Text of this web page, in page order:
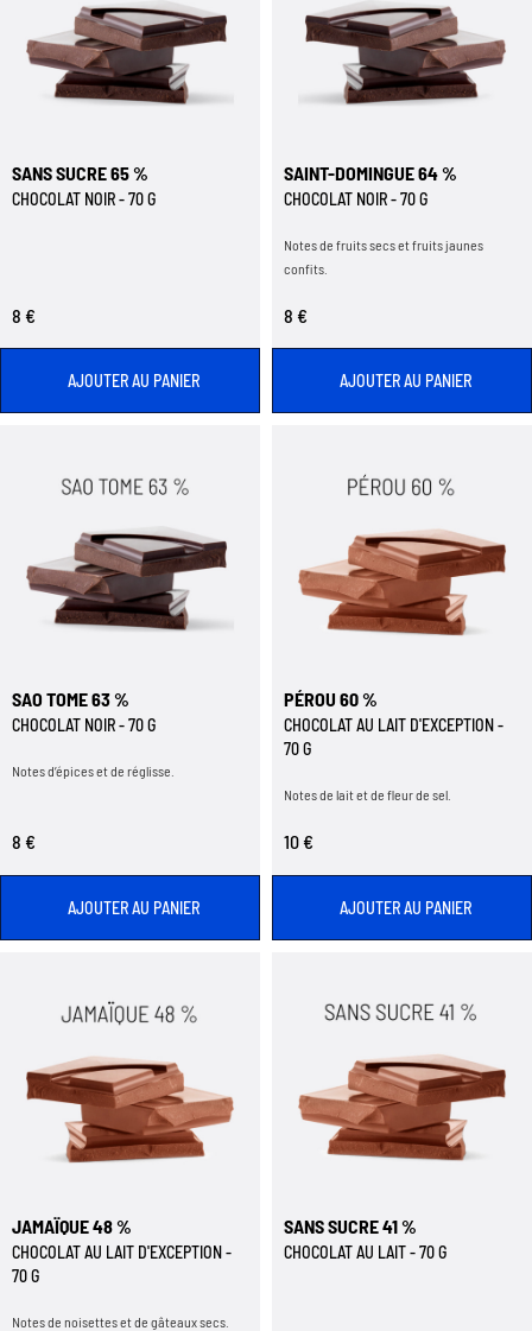
SANS SUCRE 65 %
CHOCOLAT NOIR - 70 G
8 €
AJOUTER AU PANIER
SAINT-DOMINGUE 64 %
CHOCOLAT NOIR - 70 G
Notes de fruits secs et fruits jaunes
confits.
8 €
AJOUTER AU PANIER
SAO TOME 63 %
CHOCOLAT NOIR - 70 G
Notes d’épices et de réglisse.
8 €
AJOUTER AU PANIER
PÉROU 60 %
CHOCOLAT AU LAIT D'EXCEPTION -
70 G
Notes de lait et de fleur de sel.
10 €
AJOUTER AU PANIER
JAMAÏQUE 48 %
CHOCOLAT AU LAIT D'EXCEPTION -
70 G
Notes de noisettes et de gâteaux secs.
SANS SUCRE 41 %
CHOCOLAT AU LAIT - 70 G